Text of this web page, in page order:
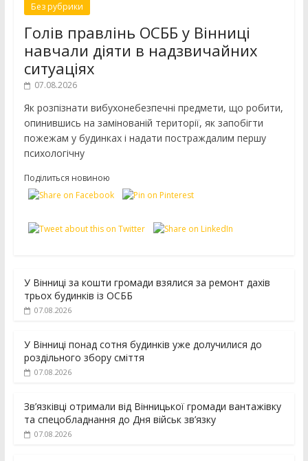
Без рубрики
Голів правлінь ОСББ у Вінниці
навчали діяти в надзвичайних
ситуаціях
07.08.2026
Як розпізнати вибухонебезпечні предмети, що робити,
опинившись на замінованій території, як запобігти
пожежам у будинках і надати постраждалим першу
психологічну
Поділиться новиною
У Вінниці за кошти громади взялися за ремонт дахів
трьох будинків із ОСББ
07.08.2026
У Вінниці понад сотня будинків уже долучилися до
роздільного збору сміття
07.08.2026
Зв’язківці отримали від Вінницької громади вантажівку
та спецобладнання до Дня військ зв’язку
07.08.2026